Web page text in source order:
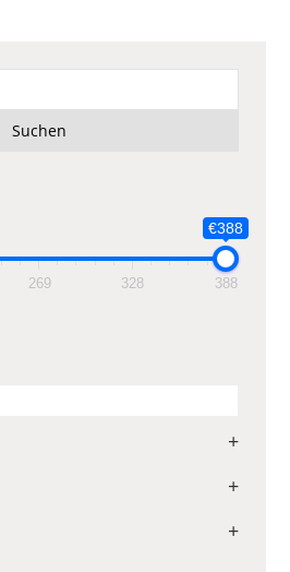
Suchen
€388
269 328 388
+
+
+